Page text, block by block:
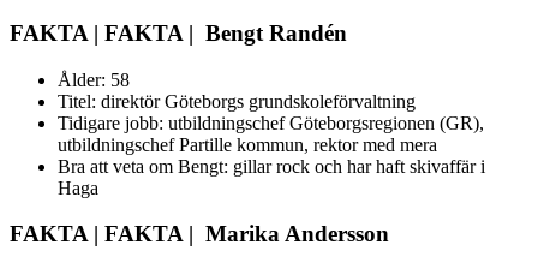
FAKTA | FAKTA | Bengt Randén
Ålder: 58
Titel: direktör Göteborgs grundskoleförvaltning
Tidigare jobb: utbildningschef Göteborgsregionen (GR),
utbildningschef Partille kommun, rektor med mera
Bra att veta om Bengt: gillar rock och har haft skivaffär i
Haga
FAKTA | FAKTA | Marika Andersson